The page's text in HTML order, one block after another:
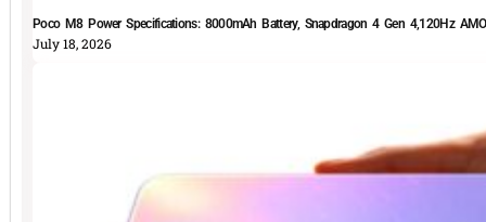
Poco M8 Power Specifications: 8000mAh Battery, Snapdragon 4 Gen 4,120Hz
July 18, 2026